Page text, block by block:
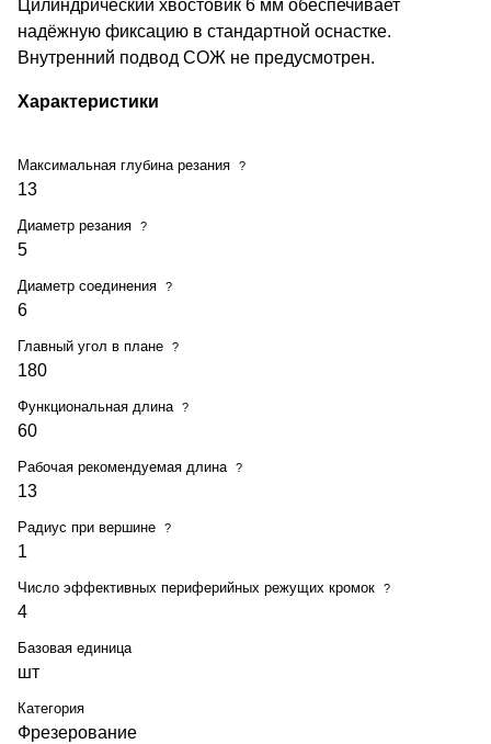
Цилиндрический хвостовик 6 мм обеспечивает
надёжную фиксацию в стандартной оснастке.
Внутренний подвод СОЖ не предусмотрен.
Характеристики
Максимальная глубина резания ?
13
Диаметр резания ?
5
Диаметр соединения ?
6
Главный угол в плане ?
180
Функциональная длина ?
60
Рабочая рекомендуемая длина ?
13
Радиус при вершине ?
1
Число эффективных периферийных режущих кромок ?
4
Базовая единица
шт
Категория
Фрезерование